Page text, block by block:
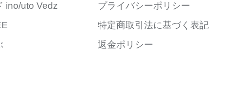
ino/uto Vedz
プライバシーポリシー
特定商取引法に基づく表記
返金ポリシー